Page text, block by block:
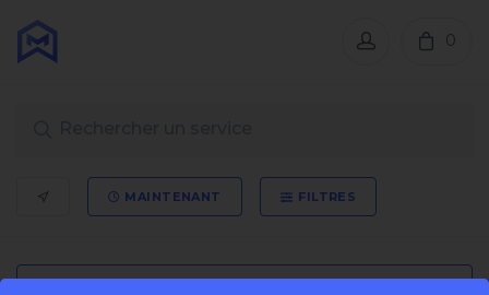
0
MAINTENANT FILTRES